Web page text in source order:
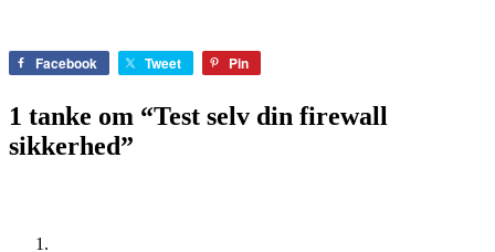
Facebook Tweet Pin
1 tanke om “Test selv din firewall
sikkerhed”